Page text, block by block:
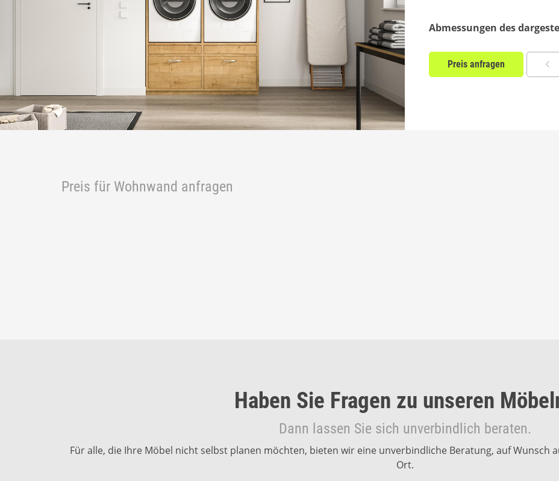
Abmessungen des
Preis anfragen
Preis für Wohnwand anfragen
Haben Sie Fragen zu unseren
Dann lassen Sie sich unverbindlich beraten.
Für alle, die Ihre Möbel nicht selbst planen möchten, bieten wir eine unverbindliche Beratung, auf Wunsch
Ort.